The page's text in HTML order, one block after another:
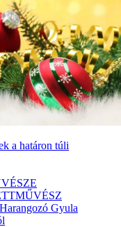
a határon túli
Gyula